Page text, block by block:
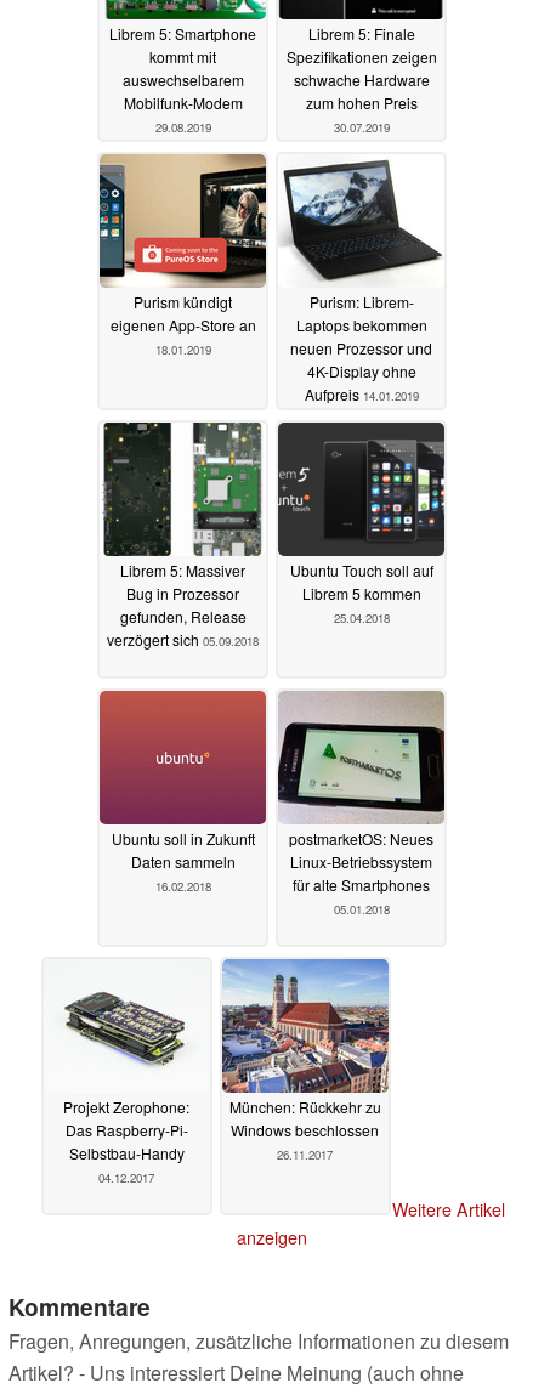
Librem 5: Smartphone
kommt mit
auswechselbarem
Mobilfunk-Modem
29.08.2019
Librem 5: Finale
Spezifikationen zeigen
schwache Hardware
zum hohen Preis
30.07.2019
Purism kündigt
eigenen App-Store an
18.01.2019
Purism: Librem-
Laptops bekommen
neuen Prozessor und
4K-Display ohne
Aufpreis 14.01.2019
Librem 5: Massiver
Bug in Prozessor
gefunden, Release
verzögert sich 05.09.2018
Ubuntu Touch soll auf
Librem 5 kommen
25.04.2018
Ubuntu soll in Zukunft
Daten sammeln
16.02.2018
postmarketOS: Neues
Linux-Betriebssystem
für alte Smartphones
05.01.2018
Projekt Zerophone:
Das Raspberry-Pi-
Selbstbau-Handy
04.12.2017
München: Rückkehr zu
Windows beschlossen
26.11.2017
Weitere Artikel
anzeigen
Kommentare
Fragen, Anregungen, zusätzliche Informationen zu diesem
Artikel? - Uns interessiert Deine Meinung (auch ohne